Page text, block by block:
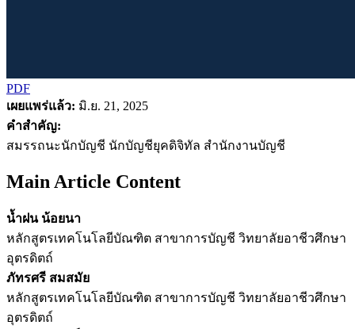
PDF
เผยแพร่แล้ว: มิ.ย. 21, 2025
คำสำคัญ:
สมรรถนะนักบัญชี นักบัญชียุคดิจิทัล สำนักงานบัญชี
Main Article Content
น้ำฝน น้อยนา
หลักสูตรเทคโนโลยีบัณฑิต สาขาการบัญชี วิทยาลัยอาชีวศึกษา
อุตรดิตถ์
ภัทรศรี สมสมัย
หลักสูตรเทคโนโลยีบัณฑิต สาขาการบัญชี วิทยาลัยอาชีวศึกษา
อุตรดิตถ์